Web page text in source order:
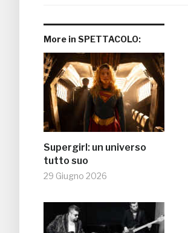
More in SPETTACOLO:
Supergirl: un universo
tutto suo
29 Giugno 2026